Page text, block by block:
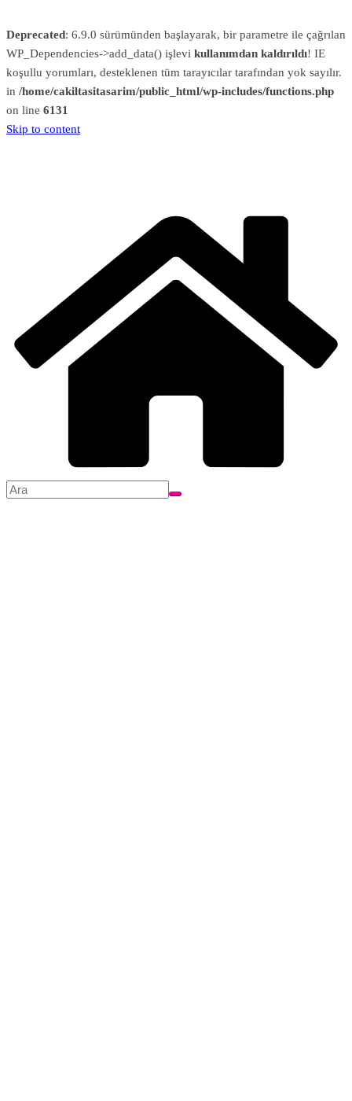
Deprecated: 6.9.0 sürümünden başlayarak, bir parametre ile çağrılan
WP_Dependencies->add_data() işlevi kullanımdan kaldırıldı! IE
koşullu yorumları, desteklenen tüm tarayıcılar tarafından yok sayılır.
in /home/cakiltasitasarim/public_html/wp-includes/functions.php
on line 6131
Skip to content